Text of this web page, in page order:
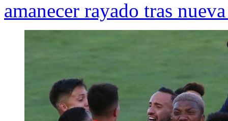
amanecer rayado tras